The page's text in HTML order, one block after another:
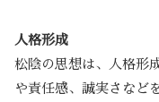
人格形成
松陰の思想は、人格形
や責任感、誠実さなど